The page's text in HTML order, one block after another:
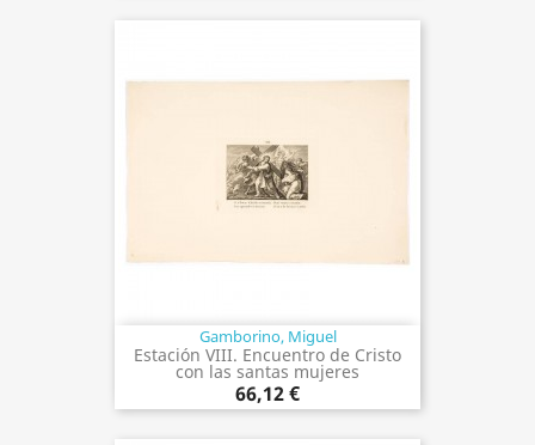
Gamborino, Miguel
Estación VIII. Encuentro de Cristo
con las santas mujeres
66,12 €